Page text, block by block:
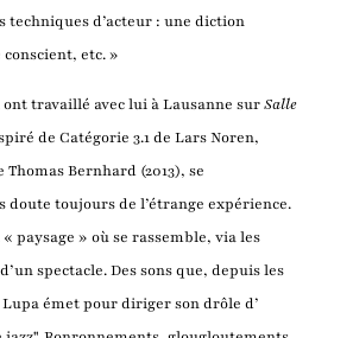
techniques d’acteur : une diction
etc. »
travaillé avec lui à Lausanne surSalle
de Catégorie 3.1 de Lars Noren,
Thomas Bernhard (2013), se
doute toujours de l’étrange expérience.
paysage » où se rassemble, via les
spectacle. Des sons que, depuis les
émet pour diriger son drôle d’